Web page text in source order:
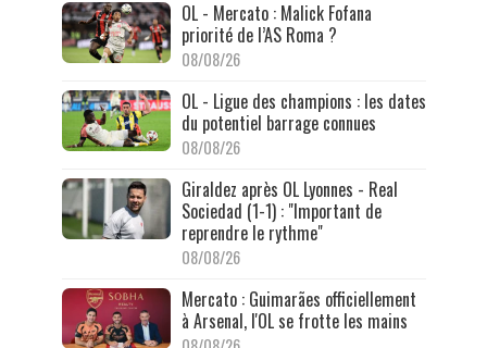
OL - Mercato : Malick Fofana
priorité de l’AS Roma ?
08/08/26
OL - Ligue des champions : les dates
du potentiel barrage connues
08/08/26
Giraldez après OL Lyonnes - Real
Sociedad (1-1) : "Important de
reprendre le rythme"
08/08/26
Mercato : Guimarães officiellement
à Arsenal, l'OL se frotte les mains